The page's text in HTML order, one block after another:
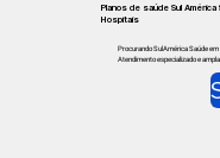
Planos de saúde Sul
Hospitais
Procurando SulAmérica Saúde em
Atendimento especializado e